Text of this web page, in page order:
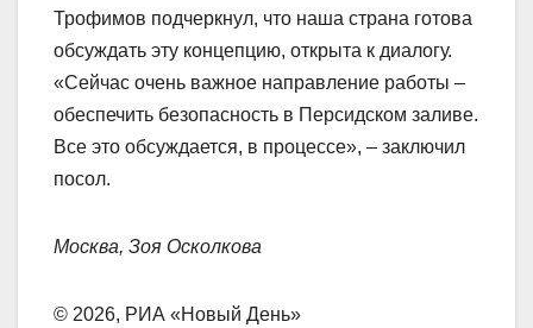
Трофимов подчеркнул, что наша страна готова
обсуждать эту концепцию, открыта к диалогу.
«Сейчас очень важное направление работы –
обеспечить безопасность в Персидском заливе.
Все это обсуждается, в процессе», – заключил
посол.
Москва, Зоя Осколкова
© 2026, РИА «Новый День»